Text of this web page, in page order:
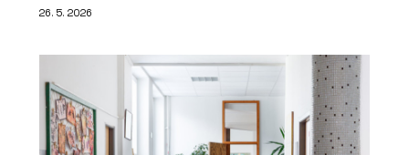
26. 5. 2026